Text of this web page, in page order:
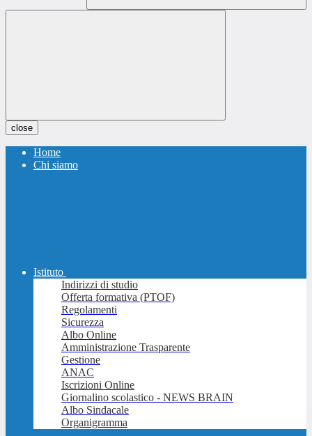
close
Home
Chi siamo
Istituto
Indirizzi di studio
Offerta formativa (PTOF)
Regolamenti
Sicurezza
Albo Online
Amministrazione Trasparente
Gestione
ANAC
Iscrizioni Online
Giornalino scolastico - NEWS BRAIN
Albo Sindacale
Organigramma